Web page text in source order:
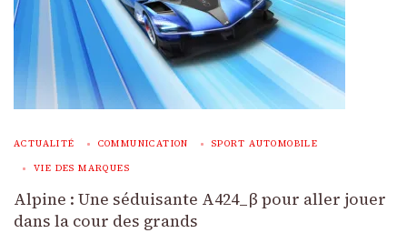
ACTUALITÉ COMMUNICATION SPORT AUTOMOBILE
VIE DES MARQUES
Alpine : Une séduisante A424_β pour aller jouer
dans la cour des grands